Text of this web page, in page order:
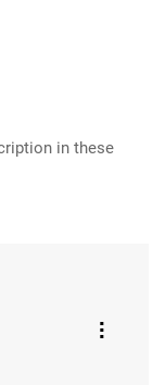
in these